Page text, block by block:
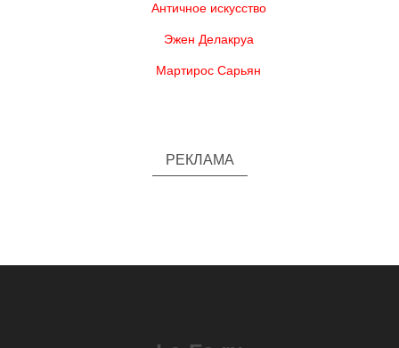
Античное искусство
Эжен Делакруа
Мартирос Сарьян
РЕКЛАМА